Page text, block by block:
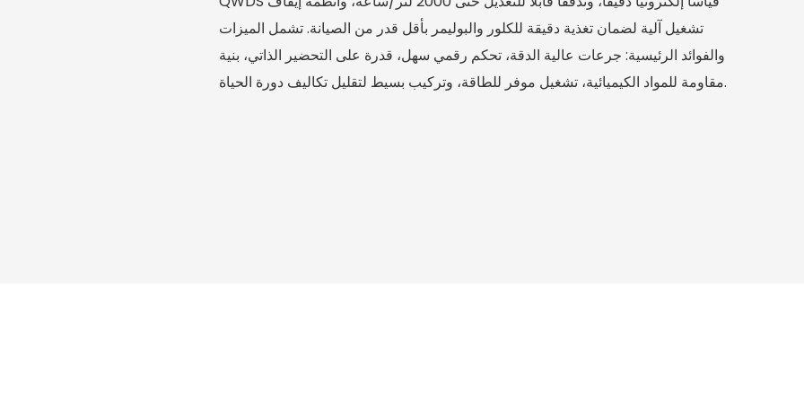
تشغيل آلية لضمان تغذية دقيقة للكلور والبوليمر بأقل قدر من الصيانة. تشمل الميزات
والفوائد الرئيسية: جرعات عالية الدقة، تحكم رقمي سهل، قدرة على التحضير الذاتي، بنية
مقاومة للمواد الكيميائية، تشغيل موفر للطاقة، وتركيب بسيط لتقليل تكاليف دورة الحياة.